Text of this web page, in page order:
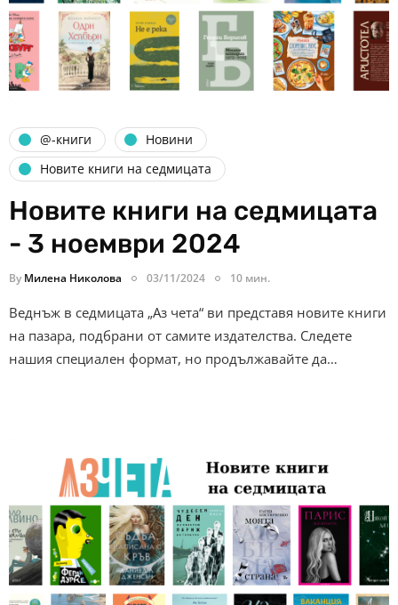
@-книги
Новини
Новите книги на седмицата
Новите книги на седмицата
- 3 ноември 2024
By Милена Николова 03/11/2024 10 мин.
Веднъж в седмицата „Аз чета“ ви представя новите книги
на пазара, подбрани от самите издателства. Следете
нашия специален формат, но продължавайте да…